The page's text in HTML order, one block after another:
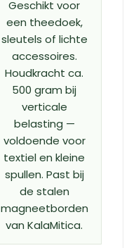
Geschikt voor
een theedoek,
sleutels of lichte
accessoires.
Houdkracht ca.
500 gram bij
verticale
belasting —
voldoende voor
textiel en kleine
spullen. Past bij
de stalen
magneetborden
van KalaMitica.